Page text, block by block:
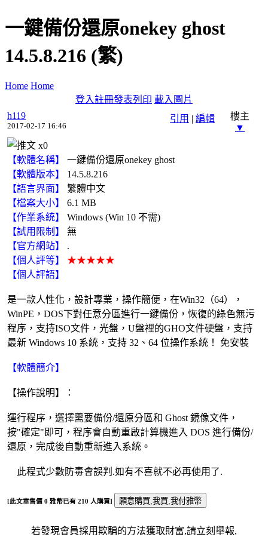
一鍵備份還原onekey ghost
14.5.8.216 (繁)
Home Home
登入註冊發表列印 載入圖片
引用 | 編輯
h119
2017-02-17 16:46
樓主
▼
x0
【軟體名稱】
一鍵備份還原onekey ghost
【軟體版本】
14.5.8.216
【語言界面】
繁體中文
【檔案大小】
6.1 MB
【作業系統】
Windows (Win 10 不需)
【試用限制】
無
【官方網站】
.
【個人評等】
★★★★★
【個人評語】
是一款人性化，設計專業，操作簡便，在Win32（64），
WinPE，DOS下對任意分區進行一鍵備份，恢復的綠色無污
程序，支持ISO文件，光盤，U盤裡的GHO文件硬盤，支持
最新 Windows 10 系統，支持 32、64 位操作系統！ 免安裝
【軟體簡介】
【操作說明】：
運行程序，選擇需要備份/還原分區和 Ghost 鏡像文件，
按"確定"即可，程序會自動重啟計算機進入 DOS 進行備份/
還原，完成後自動重新進入系統。
此程式少數防毒會誤判.如有不喜就不必再使用了.
[此文章售價 0 雅幣已有 210 人購買]
若發現會員採用欺騙的方法獲取財富,請立刻舉報,